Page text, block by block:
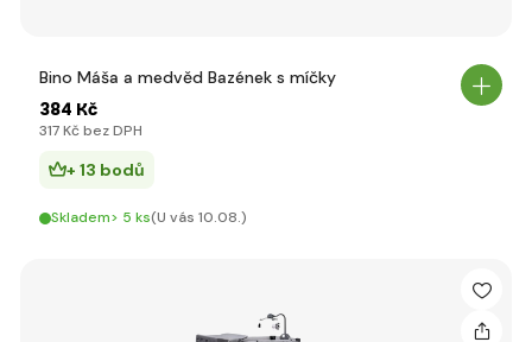
Bino Máša a medvěd Bazének s míčky
384 Kč
317 Kč bez DPH
+ 13 bodů
Skladem> 5 ks(U vás 10.08.)